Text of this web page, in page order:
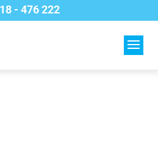
- 476 222